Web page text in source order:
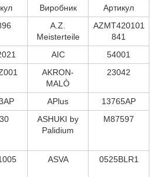
Виробник
Артикул
A.Z.
Meisterteile
AZMT420101
841
AIC
54001
AKRON-
MALÒ
23042
APlus
13765AP
ASHUKI by
Palidium
M87597
ASVA 0525BLR1